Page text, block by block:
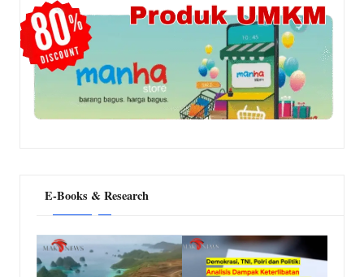
E-Books & Research